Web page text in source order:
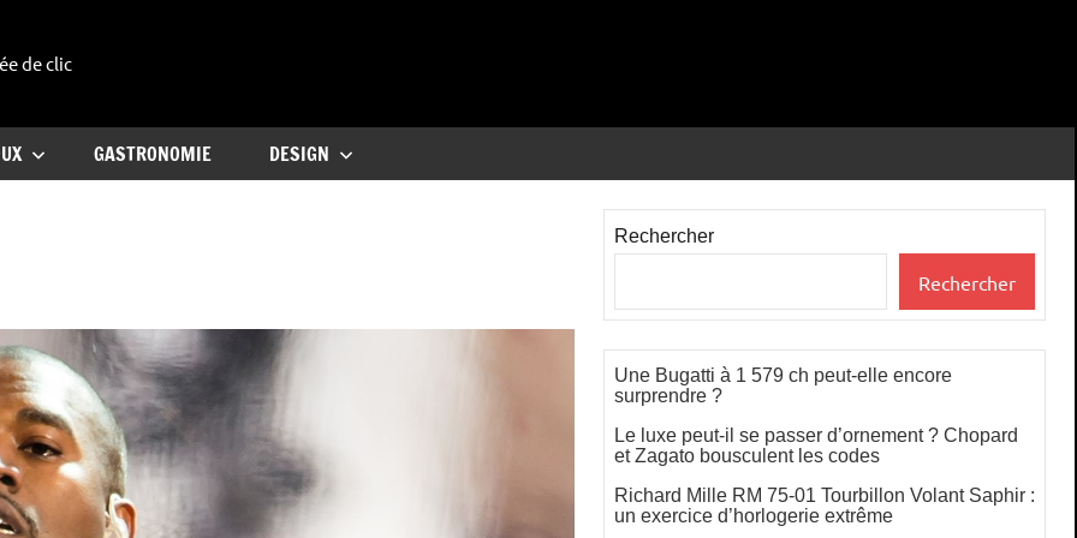
de clic
GASTRONOMIE DESIGN
Rechercher
Rechercher
Une Bugatti à 1 579 ch peut-elle encore
surprendre ?
Le luxe peut-il se passer d’ornement ? Chopard
et Zagato bousculent les codes
Richard Mille RM 75-01 Tourbillon Volant Saphir :
un exercice d’horlogerie extrême